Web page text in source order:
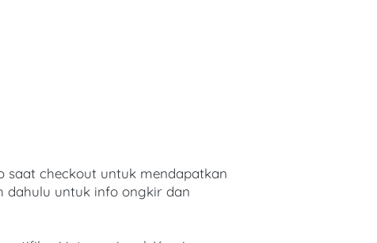
saat checkout untuk mendapatkan
dahulu untuk info ongkir dan